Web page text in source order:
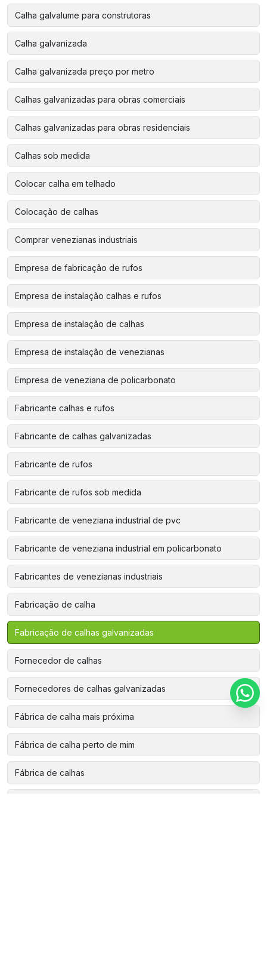
Calha galvalume para construtoras
Calha galvanizada
Calha galvanizada preço por metro
Calhas galvanizadas para obras comerciais
Calhas galvanizadas para obras residenciais
Calhas sob medida
Colocar calha em telhado
Colocação de calhas
Comprar venezianas industriais
Empresa de fabricação de rufos
Empresa de instalação calhas e rufos
Empresa de instalação de calhas
Empresa de instalação de venezianas
Empresa de veneziana de policarbonato
Fabricante calhas e rufos
Fabricante de calhas galvanizadas
Fabricante de rufos
Fabricante de rufos sob medida
Fabricante de veneziana industrial de pvc
Fabricante de veneziana industrial em policarbonato
Fabricantes de venezianas industriais
Fabricação de calha
Fabricação de calhas galvanizadas
Fornecedor de calhas
Fornecedores de calhas galvanizadas
Fábrica de calha mais próxima
Fábrica de calha perto de mim
Fábrica de calhas